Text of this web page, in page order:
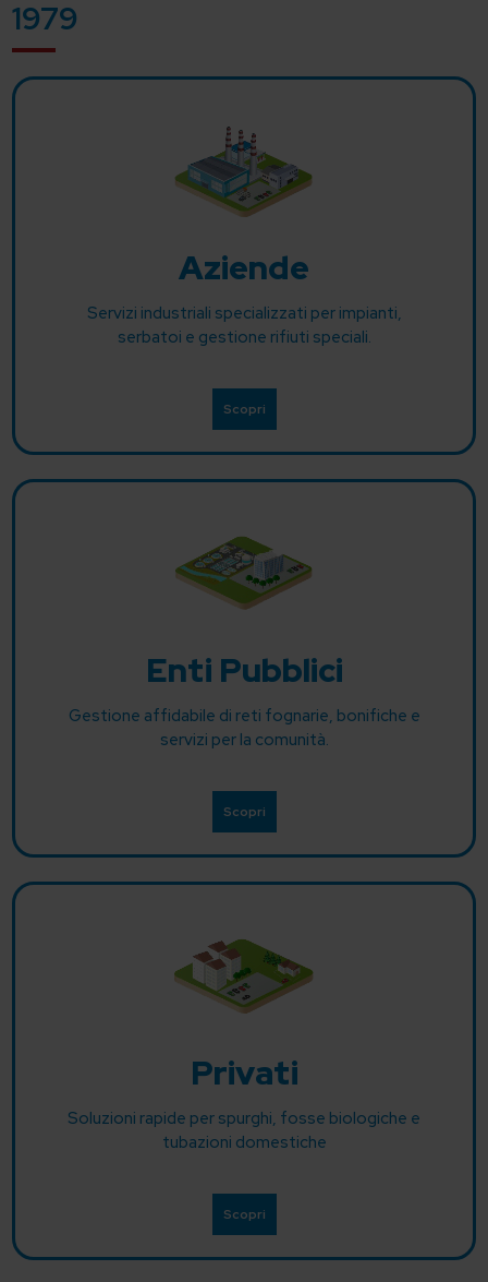
1979
Aziende
Servizi industriali specializzati per impianti,
serbatoi e gestione rifiuti speciali.
Scopri
Enti Pubblici
Gestione affidabile di reti fognarie, bonifiche e
servizi per la comunità.
Scopri
Privati
Soluzioni rapide per spurghi, fosse biologiche e
tubazioni domestiche
Scopri